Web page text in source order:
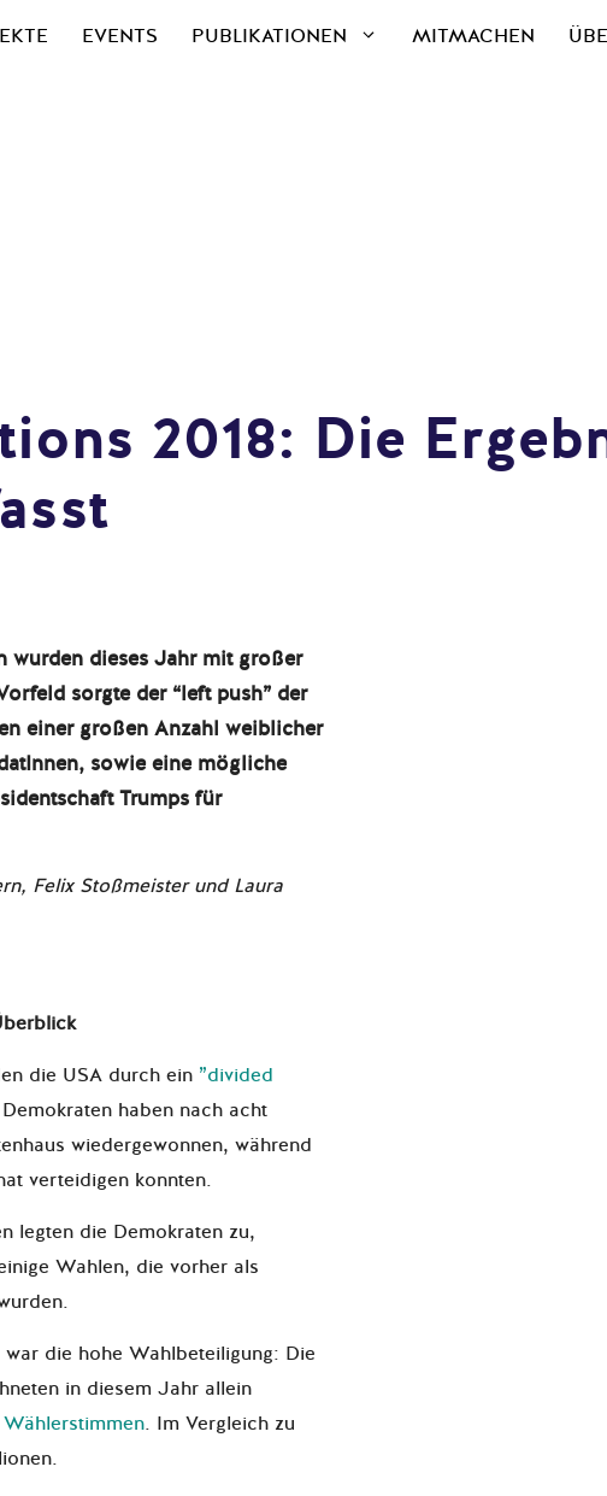
EVENTS PUBLIKATIONEN MITMACHEN
2018: Die
wurden dieses Jahr mit großer
sorgte der “left push” der
einer großen Anzahl weiblicher
sowie eine mögliche
Trumps für
Felix Stoßmeister undLaura
die USA durch ein ”divided
haben nach acht
wiedergewonnen, während
verteidigen konnten.
legten die Demokraten zu,
Wahlen, die vorher als
die hohe Wahlbeteiligung: Die
in diesem Jahr allein
. Im Vergleich zu